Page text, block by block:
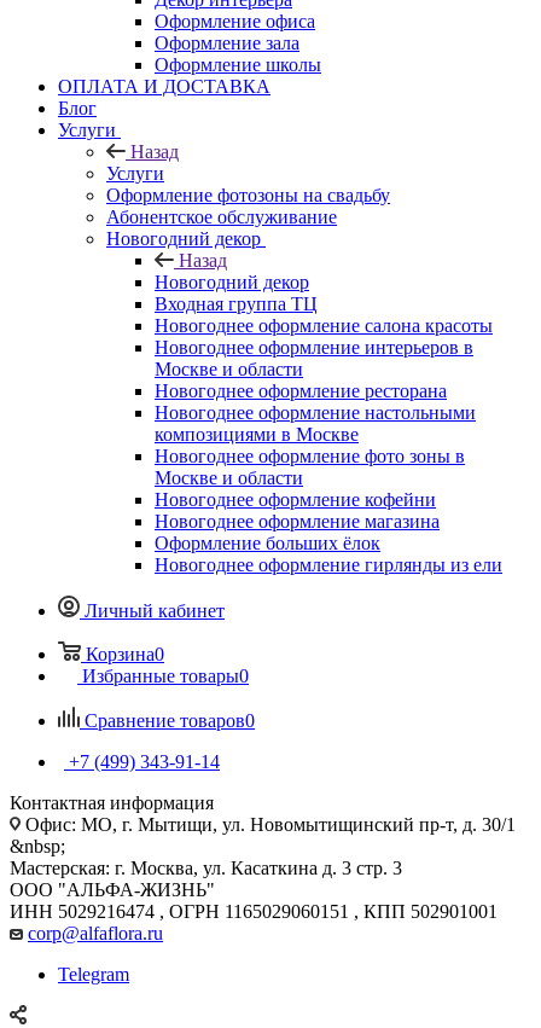
Оформление офиса
Оформление зала
Оформление школы
ОПЛАТА И ДОСТАВКА
Блог
Услуги
Назад
Услуги
Оформление фотозоны на свадьбу
Абонентское обслуживание
Новогодний декор
Назад
Новогодний декор
Входная группа ТЦ
Новогоднее оформление салона красоты
Новогоднее оформление интерьеров в
Москве и области
Новогоднее оформление ресторана
Новогоднее оформление настольными
композициями в Москве
Новогоднее оформление фото зоны в
Москве и области
Новогоднее оформление кофейни
Новогоднее оформление магазина
Оформление больших ёлок
Новогоднее оформление гирлянды из ели
Личный кабинет
Корзина0
Избранные товары0
Сравнение товаров0
+7 (499) 343-91-14
Контактная информация
Офис: МО, г. Мытищи, ул. Новомытищинский пр-т, д. 30/1
&nbsp;
Мастерская: г. Москва, ул. Касаткина д. 3 стр. 3
ООО "АЛЬФА-ЖИЗНЬ"
ИНН 5029216474 , ОГРН 1165029060151 , КПП 502901001
corp@alfaflora.ru
Telegram